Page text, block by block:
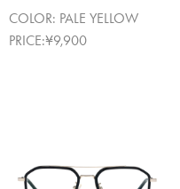
COLOR: PALE YELLOW
PRICE:¥9,900